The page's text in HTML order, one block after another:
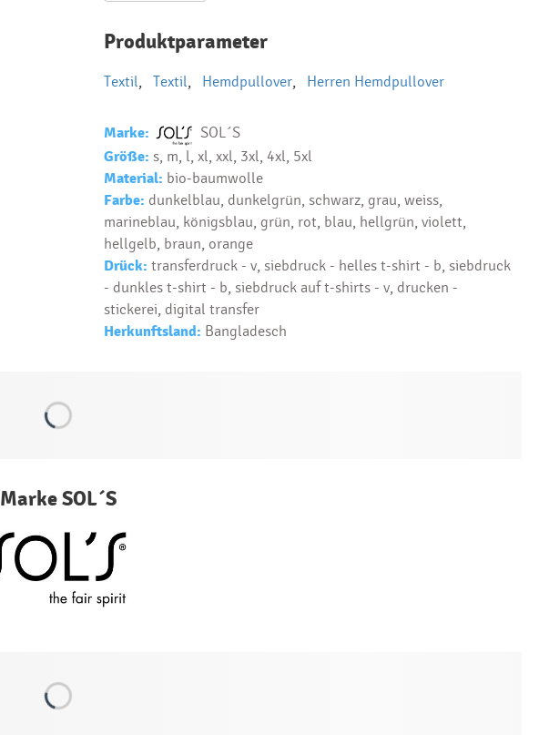
Produktparameter
Textil, Textil, Hemdpullover, Herren Hemdpullover
Marke: SOL´S
Größe: s, m, l, xl, xxl, 3xl, 4xl, 5xl
Material: bio-baumwolle
Farbe: dunkelblau, dunkelgrün, schwarz, grau, weiss,
marineblau, königsblau, grün, rot, blau, hellgrün, violett,
hellgelb, braun, orange
Drück: transferdruck - v, siebdruck - helles t-shirt - b, siebdruck
- dunkles t-shirt - b, siebdruck auf t-shirts - v, drucken -
stickerei, digital transfer
Herkunftsland: Bangladesch
Marke SOL´S